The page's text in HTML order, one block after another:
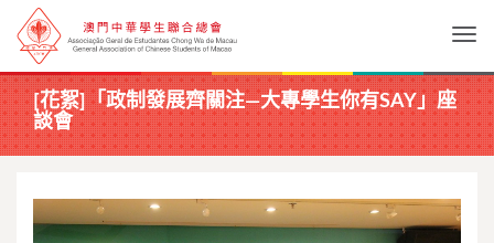
[花絮]「政制發展齊關注—大專學生你有SAY」座
談會